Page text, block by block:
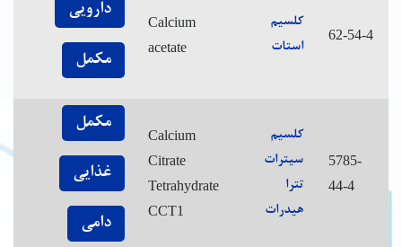
62-54-4
کلسیم
استات
Calcium
acetate
دارویی
مکمل
5785-
44-4
کلسیم
سیترات
تترا
هیدرات
Calcium
Citrate
Tetrahydrate
CCT1
مکمل
غذایی
دامی